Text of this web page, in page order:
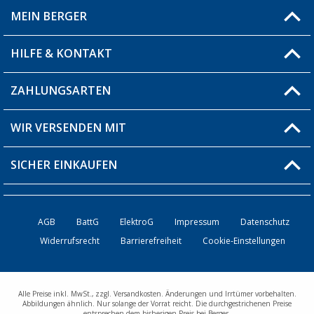
Filiale finden
MEIN BERGER
Blog
Produkttester
Über uns
HILFE & KONTAKT
Fragen & Antworten / FAQ
Versandinformationen
Bestellstatus
Kontakt
ZAHLUNGSARTEN
WIR VERSENDEN MIT
SICHER EINKAUFEN
AGB BattG ElektroG Impressum
Datenschutz
Widerrufsrecht
Barrierefreiheit Cookie-Einstellungen
Alle Preise inkl. MwSt., zzgl. Versandkosten. Änderungen und Irrtümer vorbehalten.
Abbildungen ähnlich. Nur solange der Vorrat reicht. Die durchgestrichenen Preise